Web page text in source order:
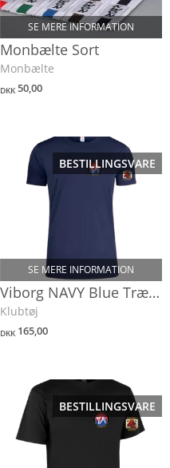
SE MERE INFORMATION
Monbælte Sort
Monbælte
DKK50,00
BESTILLINGSVARE
SE MERE INFORMATION
Viborg NAVY Blue Trænings T-shirt
Klubtøj
DKK165,00
BESTILLINGSVARE